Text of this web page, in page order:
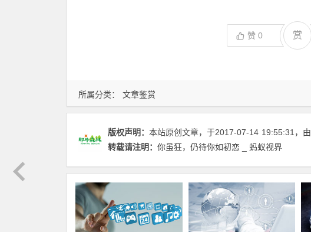
所属分类： 文章鉴赏
赞 0 赏
版权声明： 本站原创文章，于2017-07-14 19:55:31 ，由
转载请注明： 你虽狂，仍待你如初恋 _ 蚂蚁视界